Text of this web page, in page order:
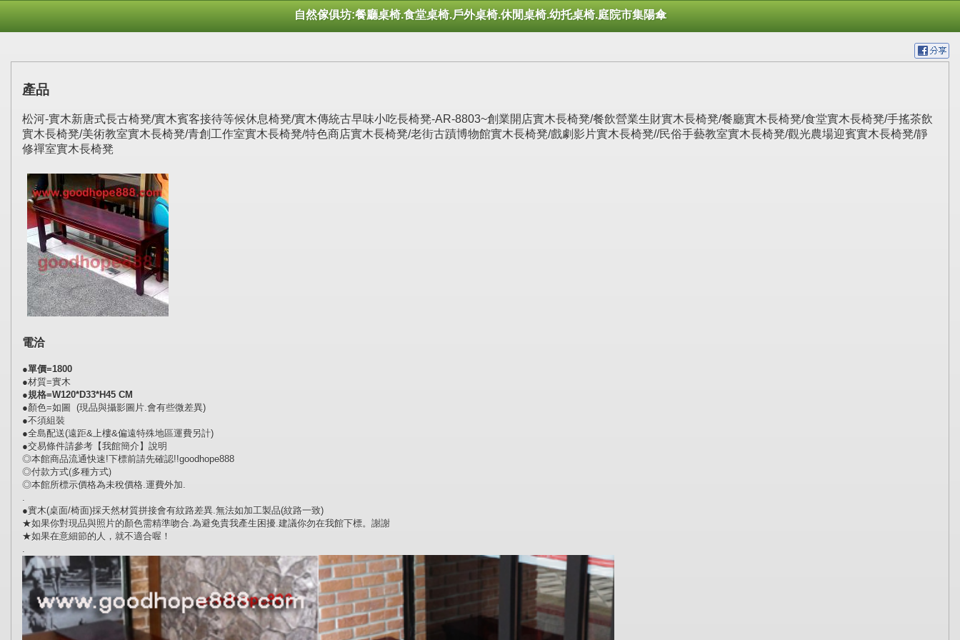
自然傢俱坊:餐廳桌椅.食堂桌椅.戶外桌椅.休閒桌椅.幼托桌椅.庭院市集陽傘
產品
松河-實木新唐式長古椅凳/實木賓客接待等候休息椅凳/實木傳統古早味小吃長椅凳-AR-8803~創業開店實木長椅凳/餐飲營業生財實木長椅凳/餐廳實木長椅凳/食堂實木長椅凳/手搖茶飲
實木長椅凳/美術教室實木長椅凳/青創工作室實木長椅凳/特色商店實木長椅凳/老街古蹟博物館實木長椅凳/戲劇影片實木長椅凳//民俗手藝教室實木長椅凳/觀光農場迎賓實木長椅凳/靜
修禪室實木長椅凳
電洽
●單價=1800
●材質=實木
●規格=W120*D33*H45 CM
●顏色=如圖 (現品與攝影圖片.會有些微差異)
●不須組裝
●全島配送(遠距&上樓&偏遠特殊地區運費另計)
●交易條件請參考【我館簡介】說明
◎本館商品流通快速!下標前請先確認!!goodhope888
◎付款方式(多種方式)
◎本館所標示價格為未稅價格.運費外加.
.
●實木(桌面/椅面)採天然材質拼接會有紋路差異.無法如加工製品(紋路一致)
★如果你對現品與照片的顏色需精準吻合.為避免貴我產生困擾.建議你勿在我館下標。謝謝
★如果在意細節的人，就不適合喔！
.